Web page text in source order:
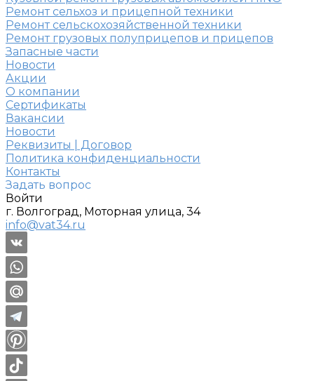
Ремонт сельхоз и прицепной техники
Ремонт сельскохозяйственной техники
Ремонт грузовых полуприцепов и прицепов
Запасные части
Новости
Акции
О компании
Сертификаты
Вакансии
Новости
Реквизиты | Договор
Политика конфиденциальности
Контакты
Задать вопрос
Войти
г. Волгоград, Моторная улица, 34
info@vat34.ru